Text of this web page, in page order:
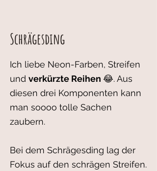
Schrägesding
Ich liebe Neon-Farben, Streifen
und verkürzte Reihen 😂. Aus
diesen drei Komponenten kann
man soooo tolle Sachen
zaubern.
Bei dem Schrägesding lag der
Fokus auf den schrägen Streifen.